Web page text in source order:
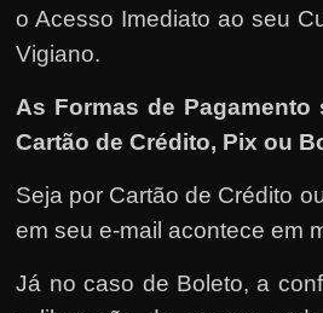
o Acesso Imediato ao seu
Vigiano.
As Formas de Pagamento
Cartão de Crédito, Pix ou
Seja por Cartão de Crédito
em seu e-mail acontece em
Já no caso de Boleto, a